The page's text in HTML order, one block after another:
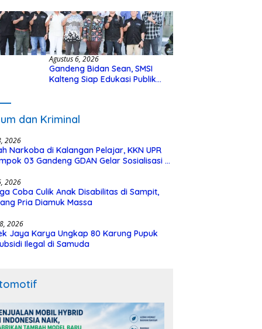
Hibah Rp40 Miliar
Agustus 6, 2026
Gandeng Bidan Sean, SMSI
Kalteng Siap Edukasi Publik
dan Kriminal
2026
Narkoba di Kalangan Pelajar, KKN UPR
03 Gandeng GDAN Gelar Sosialisasi di
2026
Coba Culik Anak Disabilitas di Sampit,
Pria Diamuk Massa
2026
Jaya Karya Ungkap 80 Karung Pupuk
Ilegal di Samuda